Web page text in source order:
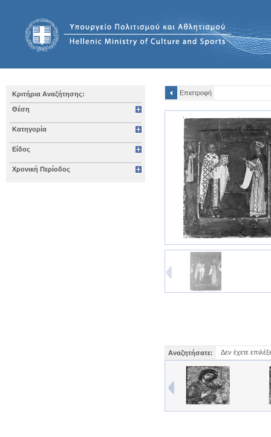
Κριτήρια Αναζήτησης:
Θέση
Κατηγορία
Είδος
Χρονική Περίοδος
Επιστροφή
Αναζητήσατε: Δεν έχετε